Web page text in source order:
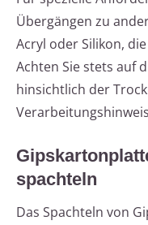
Übergängen zu
Acryl oder Silikon,
Achten Sie stets auf
hinsichtlich der
spachteln
Das Spachteln von